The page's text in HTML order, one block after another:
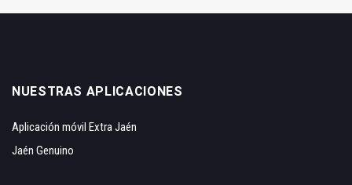
NUESTRAS APLICACIONES
Aplicación móvil Extra Jaén
Jaén Genuino